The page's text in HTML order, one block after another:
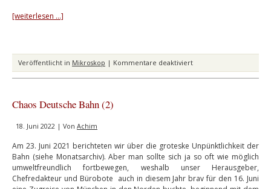
[weiterlesen …]
Veröffentlicht in Mikroskop | Kommentare deaktiviertfür
Tschüs,
Chaos Deutsche Bahn (2)
18. Juni 2022 | Von Achim
Am 23. Juni 2021 berichteten wir über die groteske Unpünktlichkeit der
Bahn (siehe Monatsarchiv). Aber man sollte sich ja so oft wie möglich
umweltfreundlich fortbewegen, weshalb unser Herausgeber,
Chefredakteur und Bürobote auch in diesem Jahr brav für den 16. Juni